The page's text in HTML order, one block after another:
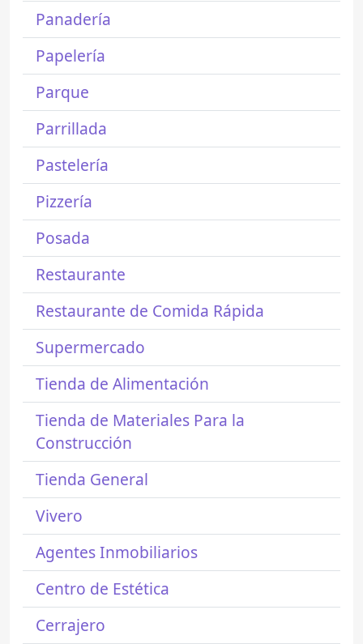
Panadería
Papelería
Parque
Parrillada
Pastelería
Pizzería
Posada
Restaurante
Restaurante de Comida Rápida
Supermercado
Tienda de Alimentación
Tienda de Materiales Para la
Construcción
Tienda General
Vivero
Agentes Inmobiliarios
Centro de Estética
Cerrajero